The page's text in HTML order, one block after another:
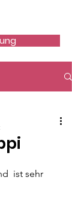
ist sehr